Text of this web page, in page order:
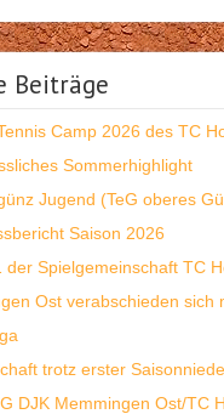
Beiträge
Camp 2026 des TC
Sommerhighlight
Jugend (TeG oberes
Saison 2026
der Spielgemeinschaft TC
Ost verabschieden sich
trotz erster
DJK Memmingen Ost/TC